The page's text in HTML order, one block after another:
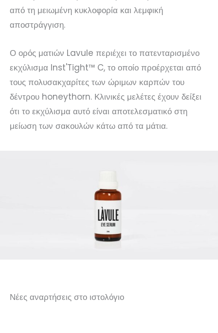
από τη μειωμένη κυκλοφορία και λεμφική
αποστράγγιση.
Ο ορός ματιών Lavule περιέχει το πατενταρισμένο
εκχύλισμα Inst'Tight™ C, το οποίο προέρχεται από
τους πολυσακχαρίτες των ώριμων καρπών του
δέντρου honeythorn. Κλινικές μελέτες έχουν δείξει
ότι το εκχύλισμα αυτό είναι αποτελεσματικό στη
μείωση των σακουλών κάτω από τα μάτια.
Νέες αναρτήσεις στο ιστολόγιο